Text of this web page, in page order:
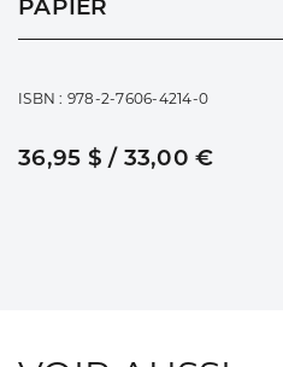
PAPIER
ISBN : 978-2-7606-4214-0
36,95 $ / 33,00 €